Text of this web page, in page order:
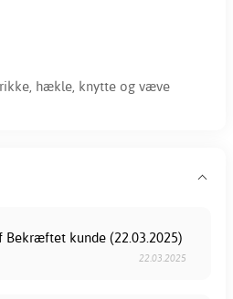
hækle, knytte og væve
Bekræftet kunde (22.03.2025)
22.03.2025